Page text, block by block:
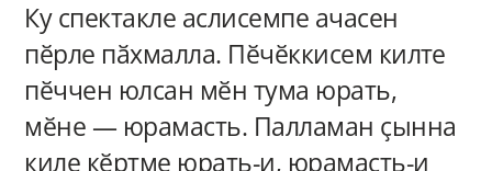
Ку спектакле аслисемпе ачасен
пӗрле пӑхмалла. Пӗчӗккисем килте
пӗччен юлсан мӗн тума юрать,
мӗне — юрамасть. Палламан ҫынна
киле кӗртме юрать-и, юрамасть-и